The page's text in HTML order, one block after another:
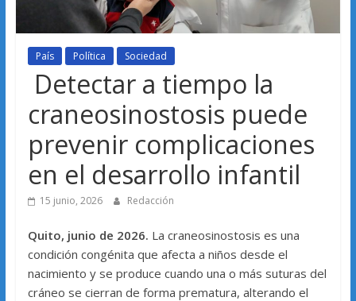
País Política Sociedad
Detectar a tiempo la
craneosinostosis puede
prevenir complicaciones
en el desarrollo infantil
15 junio, 2026 Redacción
Quito, junio de 2026. La craneosinostosis es una
condición congénita que afecta a niños desde el
nacimiento y se produce cuando una o más suturas del
cráneo se cierran de forma prematura, alterando el